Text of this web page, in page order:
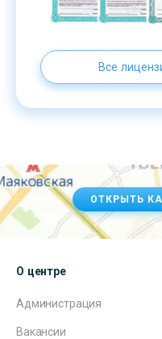
Все
ОТКРЫТЬ
О центре
Администрация
Вакансии